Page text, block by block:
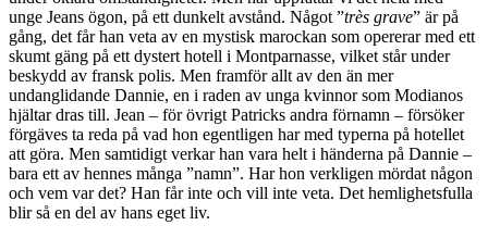
unge Jeans ögon, på ett dunkelt avstånd. Något ”très grave” är på
gång, det får han veta av en mystisk marockan som opererar med ett
skumt gäng på ett dystert hotell i Montparnasse, vilket står under
beskydd av fransk polis. Men framför allt av den än mer
undanglidande Dannie, en i raden av unga kvinnor som Modianos
hjältar dras till. Jean – för övrigt Patricks andra förnamn – försöker
förgäves ta reda på vad hon egentligen har med typerna på hotellet
att göra. Men samtidigt verkar han vara helt i händerna på Dannie –
bara ett av hennes många ”namn”. Har hon verkligen mördat någon
och vem var det? Han får inte och vill inte veta. Det hemlighetsfulla
blir så en del av hans eget liv.